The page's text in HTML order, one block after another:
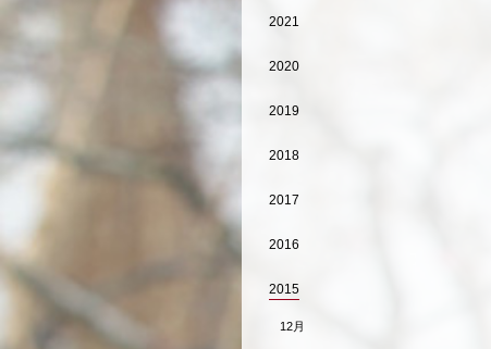
2021
2020
2019
2018
2017
2016
2015
12月